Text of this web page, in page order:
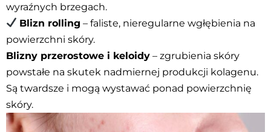
wyraźnych brzegach.
Blizn rolling – faliste, nieregularne wgłębienia na
powierzchni skóry.
Blizny przerostowe i keloidy – zgrubienia skóry
powstałe na skutek nadmiernej produkcji kolagenu.
Są twardsze i mogą wystawać ponad powierzchnię
skóry.